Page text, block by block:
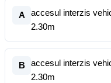
A
accesul interzis
2.30m
B
accesul interzis
2.30m